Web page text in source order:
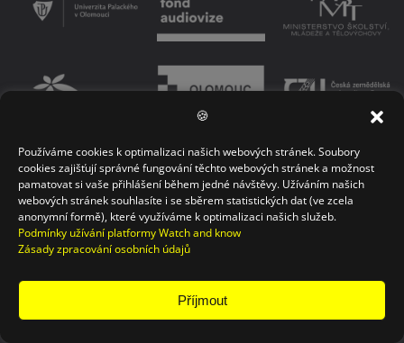
🍪
Používáme cookies k optimalizaci našich webových stránek. Soubory
cookies zajišťují správné fungování těchto webových stránek a možnost
pamatovat si vaše přihlášení během jedné návštěvy. Užíváním našich
webových stránek souhlasíte i se sběrem statistických dat (ve zcela
anonymní formě), které využíváme k optimalizaci našich služeb.
Podmínky užívání platformy Watch and know
Zásady zpracování osobních údajů
Příjmout
PODMÍNKY UŽÍVÁNÍ PLATFORMY ZÁSADY OCHRANY OSOBNÍCH ÚDAJŮ
KONTAKT